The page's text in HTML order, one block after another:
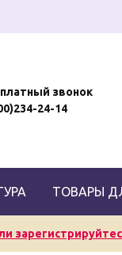
звонок
24-14
ТОВАРЫ